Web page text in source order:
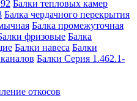
Балки тепловых камер
Балка чердачного перекрытия
Балка промежуточная
фризовые Балка
Балки навеса Балки
Балки Серия 1.462.1-
откосов